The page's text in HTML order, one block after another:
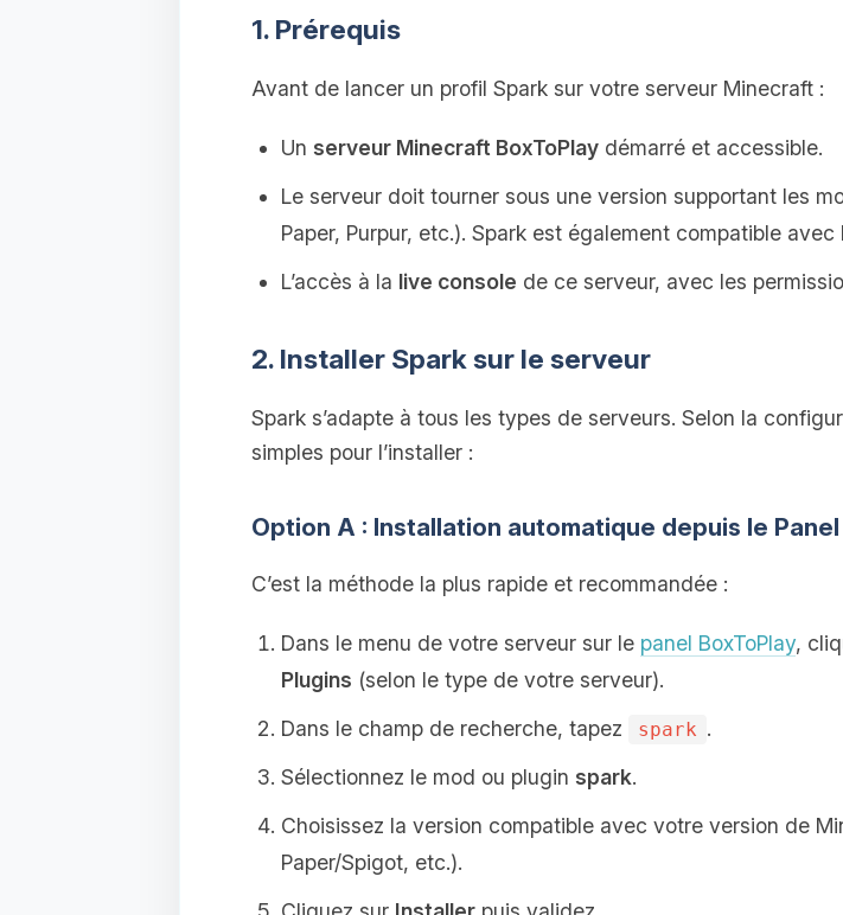
1. Prérequis
Avant de lancer un profil Spark sur votre serveur Minecraft :
Un serveur Minecraft BoxToPlaydémarré et accessible.
Le serveur doit tourner sous une version supportant les
Paper, Purpur, etc.). Spark est également compatible
L’accès à la live console de ce serveur, avec les
2. Installer Spark sur le serveur
Spark s’adapte à tous les types de serveurs. Selon la
simples pour l’installer :
Option A : Installation automatique depuis le
C’est la méthode la plus rapide et recommandée :
Dans le menu de votre serveur sur le panel BoxToPlay,
Plugins (selon le type de votre serveur).
Dans le champ de recherche, tapez
spark .
Sélectionnez le mod ou plugin spark.
Choisissez la version compatible avec votre version de
Paper/Spigot, etc.).